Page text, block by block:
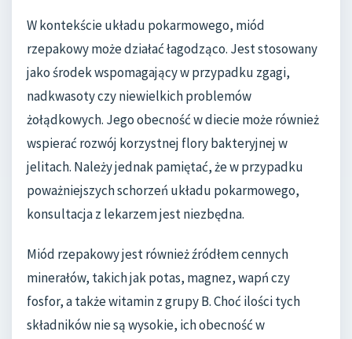
W kontekście układu pokarmowego, miód
rzepakowy może działać łagodząco. Jest stosowany
jako środek wspomagający w przypadku zgagi,
nadkwasoty czy niewielkich problemów
żołądkowych. Jego obecność w diecie może również
wspierać rozwój korzystnej flory bakteryjnej w
jelitach. Należy jednak pamiętać, że w przypadku
poważniejszych schorzeń układu pokarmowego,
konsultacja z lekarzem jest niezbędna.
Miód rzepakowy jest również źródłem cennych
minerałów, takich jak potas, magnez, wapń czy
fosfor, a także witamin z grupy B. Choć ilości tych
składników nie są wysokie, ich obecność w